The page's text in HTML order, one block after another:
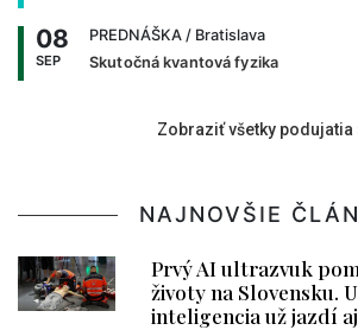
08
SEP
PREDNÁŠKA / Bratislava
Skutočná kvantová fyzika
Zobraziť všetky podujatia
NAJNOVŠIE
Prvý AI ultrazvuk
životy na Slovensku.
inteligencia už jazdí